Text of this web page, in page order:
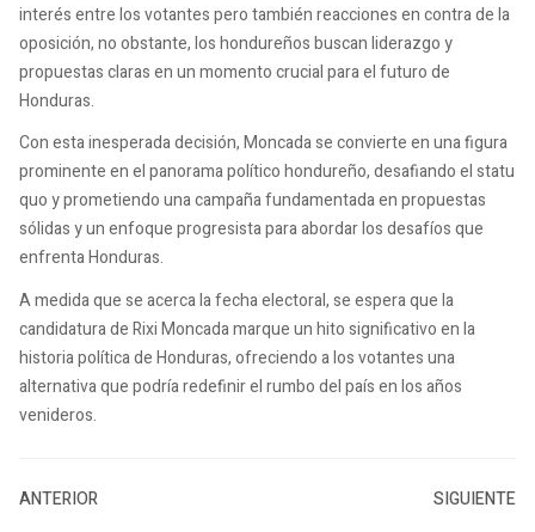
interés entre los votantes pero también reacciones en contra de la
oposición, no obstante, los hondureños buscan liderazgo y
propuestas claras en un momento crucial para el futuro de
Honduras.
Con esta inesperada decisión, Moncada se convierte en una figura
prominente en el panorama político hondureño, desafiando el statu
quo y prometiendo una campaña fundamentada en propuestas
sólidas y un enfoque progresista para abordar los desafíos que
enfrenta Honduras.
A medida que se acerca la fecha electoral, se espera que la
candidatura de Rixi Moncada marque un hito significativo en la
historia política de Honduras, ofreciendo a los votantes una
alternativa que podría redefinir el rumbo del país en los años
venideros.
ANTERIOR SIGUIENTE